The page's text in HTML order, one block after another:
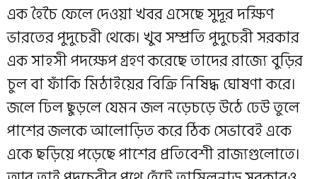
এক হৈচৈ ফেলে দেওয়া খবর এসেছে সুদূর দক্ষিণ
ভারতের পুদুচেরী থেকে। খুব সম্প্রতি পুদুচেরী সরকার
এক সাহসী পদক্ষেপ গ্রহণ করেছে তাদের রাজ্যে বুড়ির
চুল বা ফাঁকি মিঠাইয়ের বিক্রি নিষিদ্ধ ঘোষণা করে।
জলে ঢিল ছুড়লে যেমন জল নড়েচড়ে উঠে ঢেউ তুলে
পাশের জলকে আলোড়িত করে ঠিক সেভাবেই একে
একে ছড়িয়ে পড়েছে পাশের প্রতিবেশী রাজ্যগুলোতে।